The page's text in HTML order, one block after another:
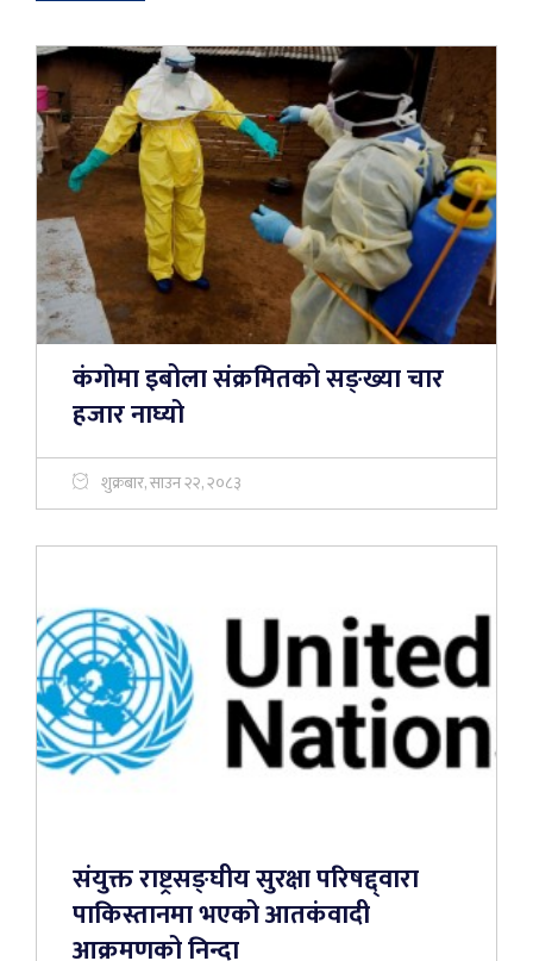
कंगाेमा इबोला संक्रमितको सङ्ख्या चार
हजार नाघ्यो
शुक्रबार, साउन २२, २०८३
संयुक्त राष्ट्रसङ्घीय सुरक्षा परिषद्द्वारा
पाकिस्तानमा भएको आतकंवादी
आक्रमणको निन्दा